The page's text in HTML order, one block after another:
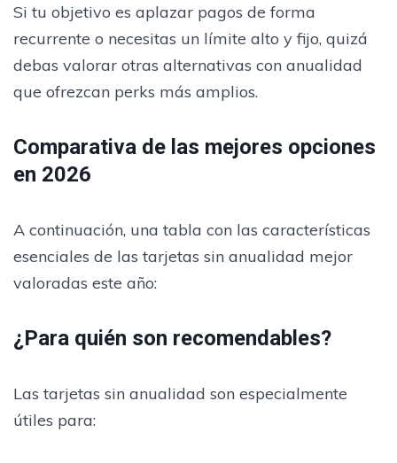
Si tu objetivo es aplazar pagos de forma
recurrente o necesitas un límite alto y fijo, quizá
debas valorar otras alternativas con anualidad
que ofrezcan perks más amplios.
Comparativa de las mejores opciones
en 2026
A continuación, una tabla con las características
esenciales de las tarjetas sin anualidad mejor
valoradas este año:
¿Para quién son recomendables?
Las tarjetas sin anualidad son especialmente
útiles para: